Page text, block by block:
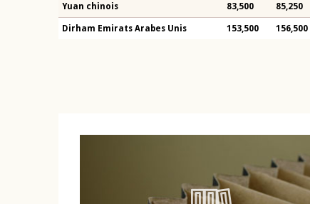
Yuan chinois 83,500 85,250
Dirham Emirats Arabes Unis 153,500 156,500